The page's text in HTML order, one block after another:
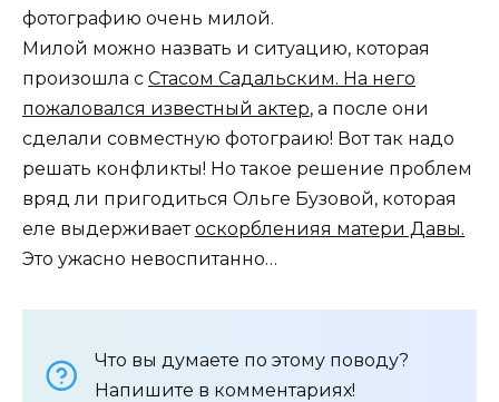
фотографию очень милой.
Милой можно назвать и ситуацию, которая
произошла с Стасом Садальским. На него
пожаловался известный актер, а после они
сделали совместную фотограию! Вот так надо
решать конфликты! Но такое решение проблем
вряд ли пригодиться Ольге Бузовой, которая
еле выдерживаетоскорбленияя матери Давы.
Это ужасно невоспитанно…
Что вы думаете по этому поводу?
Напишите в комментариях!